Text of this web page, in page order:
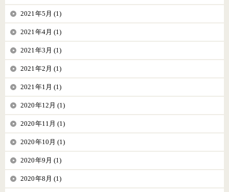
2021年5月 (1)
2021年4月 (1)
2021年3月 (1)
2021年2月 (1)
2021年1月 (1)
2020年12月 (1)
2020年11月 (1)
2020年10月 (1)
2020年9月 (1)
2020年8月 (1)